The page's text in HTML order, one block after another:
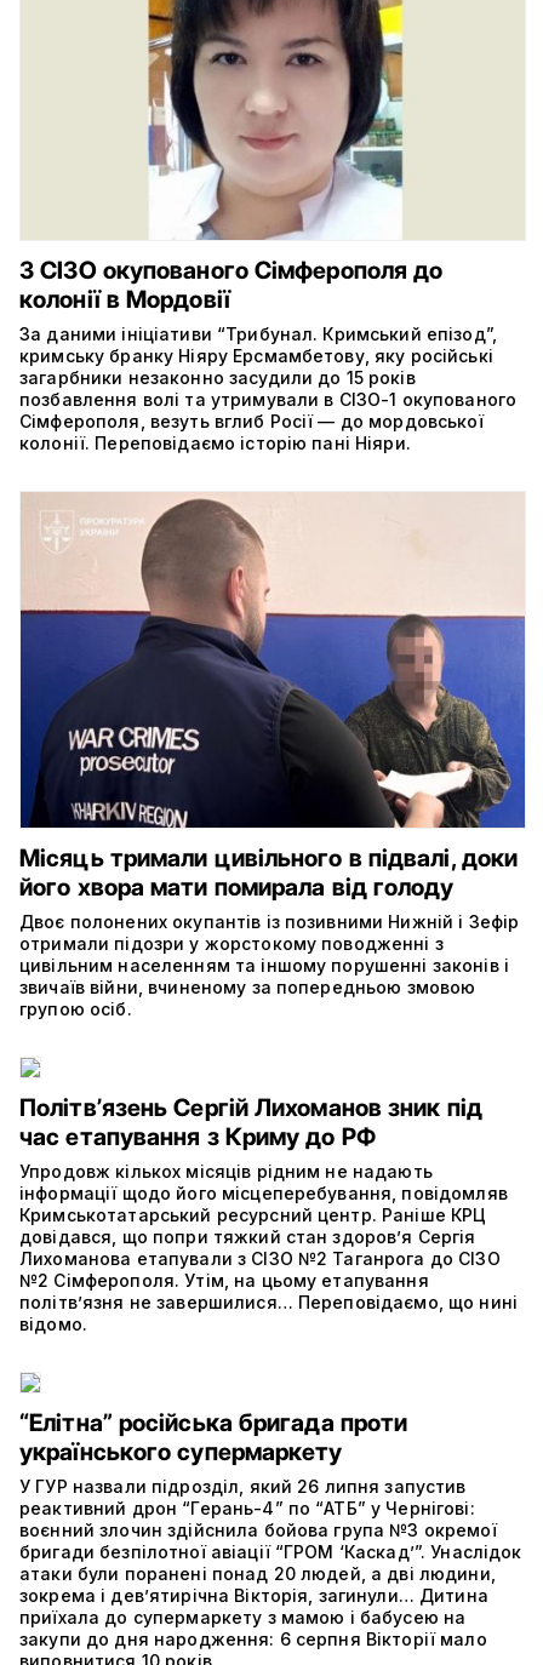
З СІЗО окупованого Сімферополя до
колонії в Мордовії
За даними ініціативи “Трибунал. Кримський епізод”,
кримську бранку Ніяру Ерсмамбетову, яку російські
загарбники незаконно засудили до 15 років
позбавлення волі та утримували в СІЗО-1 окупованого
Сімферополя, везуть вглиб Росії — до мордовської
колонії. Переповідаємо історію пані Ніяри.
Місяць тримали цивільного в підвалі, доки
його хвора мати помирала від голоду
Двоє полонених окупантів із позивними Нижній і Зефір
отримали підозри у жорстокому поводженні з
цивільним населенням та іншому порушенні законів і
звичаїв війни, вчиненому за попередньою змовою
групою осіб.
Політвʼязень Сергій Лихоманов зник під
час етапування з Криму до РФ
Упродовж кількох місяців рідним не надають
інформації щодо його місцеперебування, повідомляв
Кримськотатарський ресурсний центр. Раніше КРЦ
довідався, що попри тяжкий стан здоров’я Сергія
Лихоманова етапували з СІЗО №2 Таганрога до СІЗО
№2 Сімферополя. Утім, на цьому етапування
політвʼязня не завершилися… Переповідаємо, що нині
відомо.
“Елітна” російська бригада проти
українського супермаркету
У ГУР назвали підрозділ, який 26 липня запустив
реактивний дрон “Герань-4” по “АТБ” у Чернігові:
воєнний злочин здійснила бойова група №3 окремої
бригади безпілотної авіації “ГРОМ ‘Каскад’”. Унаслідок
атаки були поранені понад 20 людей, а дві людини,
зокрема і дев’ятирічна Вікторія, загинули… Дитина
приїхала до супермаркету з мамою і бабусею на
закупи до дня народження: 6 серпня Вікторії мало
виповнитися 10 років.